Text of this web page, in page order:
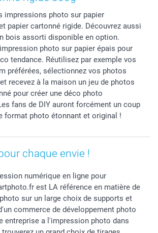
cadeau
impressions photo sur papier
papier cartonné rigide. Découvrez aussi
bois assorti disponible en option.
photo sur papier épais pour
tendance. Réutilisez par exemple vos
préférées, sélectionnez vos photos
recevez à la maison un jeu de photos
pour créer une déco photo
fans de DIY auront forcément un coup
format photo étonnant et original !
chaque envie !
numérique en ligne pour
est LA référence en matière de
sur un large choix de supports et
commerce de développement photo
entreprise a l'impression photo dans